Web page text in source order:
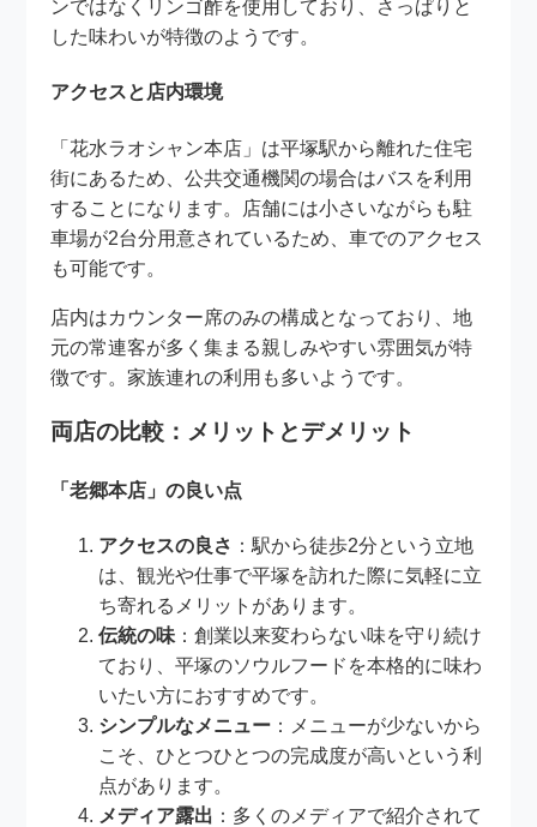
ンではなくリンゴ酢を使用しており、さっぱりと
した味わいが特徴のようです。
アクセスと店内環境
「花水ラオシャン本店」は平塚駅から離れた住宅
街にあるため、公共交通機関の場合はバスを利用
することになります。店舗には小さいながらも駐
車場が2台分用意されているため、車でのアクセス
も可能です。
店内はカウンター席のみの構成となっており、地
元の常連客が多く集まる親しみやすい雰囲気が特
徴です。家族連れの利用も多いようです。
両店の比較：メリットとデメリット
「老郷本店」の良い点
アクセスの良さ ：駅から徒歩2分という立地
は、観光や仕事で平塚を訪れた際に気軽に立
ち寄れるメリットがあります。
伝統の味 ：創業以来変わらない味を守り続け
ており、平塚のソウルフードを本格的に味わ
いたい方におすすめです。
シンプルなメニュー ：メニューが少ないから
こそ、ひとつひとつの完成度が高いという利
点があります。
メディア露出 ：多くのメディアで紹介されて